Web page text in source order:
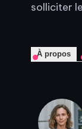
solliciter
À propos